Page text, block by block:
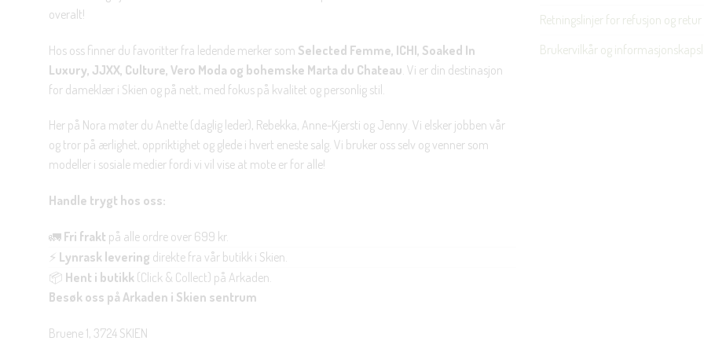
overalt!
Hos oss finner du favoritter fra ledende merker som Selected Femme, ICHI, Soaked In
Luxury, JJXX, Culture, Vero Moda og bohemske Marta du Chateau . Vi er din destinasjon
for dameklær i Skien og på nett, med fokus på kvalitet og personlig stil.
Her på Nora møter du Anette (daglig leder), Rebekka, Anne-Kjersti og Jenny. Vi elsker jobben vår
og tror på ærlighet, oppriktighet og glede i hvert eneste salg. Vi bruker oss selv og venner som
modeller i sosiale medier fordi vi vil vise at mote er for alle!
Handle trygt hos oss:
🚛 Fri frakt på alle ordre over 699 kr.
⚡ Lynrask levering direkte fra vår butikk i Skien.
📦 Hent i butikk (Click & Collect) på Arkaden.
Besøk oss på Arkaden i Skien sentrum
Bruene 1, 3724 SKIEN
Retningslinjer for refusjon og retur
Brukervilkår og